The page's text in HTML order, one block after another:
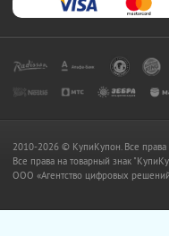
2010-2026 © КупиКупон. Все
Все права на товарный знак
OOO «Агентство цифровых